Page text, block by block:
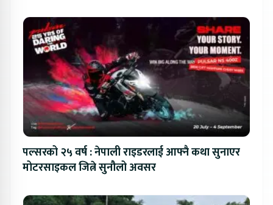
पल्सरको २५ वर्ष : नेपाली राइडरलाई आफ्नै कथा सुनाएर
मोटरसाइकल जित्ने सुनौलो अवसर